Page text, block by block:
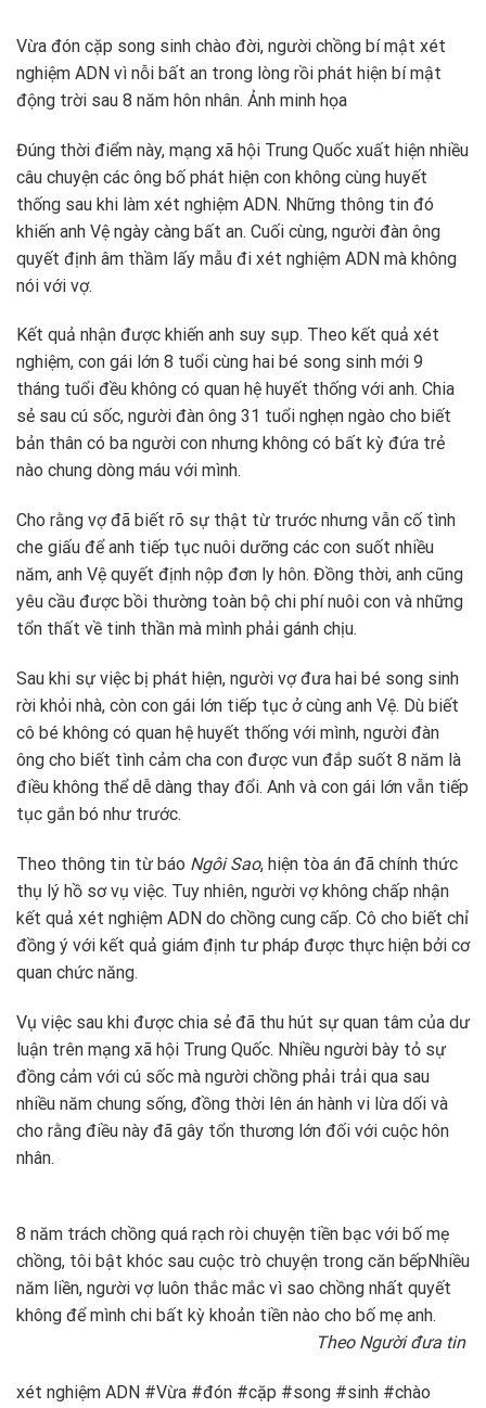
Vừa đón cặp song sinh chào đời, người chồng bí mật xét
nghiệm ADN vì nỗi bất an trong lòng rồi phát hiện bí mật
động trời sau 8 năm hôn nhân. Ảnh minh họa
Đúng thời điểm này, mạng xã hội Trung Quốc xuất hiện nhiều
câu chuyện các ông bố phát hiện con không cùng huyết
thống sau khi làm xét nghiệm ADN. Những thông tin đó
khiến anh Vệ ngày càng bất an. Cuối cùng, người đàn ông
quyết định âm thầm lấy mẫu đi xét nghiệm ADN mà không
nói với vợ.
Kết quả nhận được khiến anh suy sụp. Theo kết quả xét
nghiệm, con gái lớn 8 tuổi cùng hai bé song sinh mới 9
tháng tuổi đều không có quan hệ huyết thống với anh. Chia
sẻ sau cú sốc, người đàn ông 31 tuổi nghẹn ngào cho biết
bản thân có ba người con nhưng không có bất kỳ đứa trẻ
nào chung dòng máu với mình.
Cho rằng vợ đã biết rõ sự thật từ trước nhưng vẫn cố tình
che giấu để anh tiếp tục nuôi dưỡng các con suốt nhiều
năm, anh Vệ quyết định nộp đơn ly hôn. Đồng thời, anh cũng
yêu cầu được bồi thường toàn bộ chi phí nuôi con và những
tổn thất về tinh thần mà mình phải gánh chịu.
Sau khi sự việc bị phát hiện, người vợ đưa hai bé song sinh
rời khỏi nhà, còn con gái lớn tiếp tục ở cùng anh Vệ. Dù biết
cô bé không có quan hệ huyết thống với mình, người đàn
ông cho biết tình cảm cha con được vun đắp suốt 8 năm là
điều không thể dễ dàng thay đổi. Anh và con gái lớn vẫn tiếp
tục gắn bó như trước.
Theo thông tin từ báo Ngôi Sao, hiện tòa án đã chính thức
thụ lý hồ sơ vụ việc. Tuy nhiên, người vợ không chấp nhận
kết quả xét nghiệm ADN do chồng cung cấp. Cô cho biết chỉ
đồng ý với kết quả giám định tư pháp được thực hiện bởi cơ
quan chức năng.
Vụ việc sau khi được chia sẻ đã thu hút sự quan tâm của dư
luận trên mạng xã hội Trung Quốc. Nhiều người bày tỏ sự
đồng cảm với cú sốc mà người chồng phải trải qua sau
nhiều năm chung sống, đồng thời lên án hành vi lừa dối và
cho rằng điều này đã gây tổn thương lớn đối với cuộc hôn
nhân.
8 năm trách chồng quá rạch ròi chuyện tiền bạc với bố mẹ
chồng, tôi bật khóc sau cuộc trò chuyện trong căn bếp Nhiều
năm liền, người vợ luôn thắc mắc vì sao chồng nhất quyết
không để mình chi bất kỳ khoản tiền nào cho bố mẹ anh.
Theo Người đưa tin
xét nghiệm ADN #Vừa #đón #cặp #song #sinh #chào